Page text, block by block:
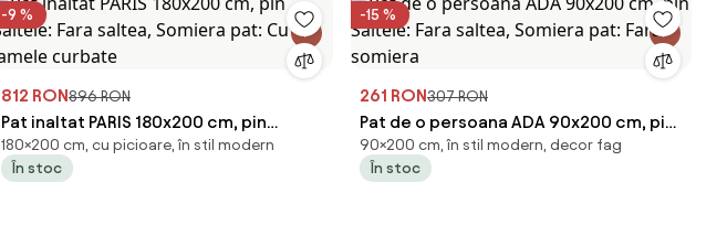
-9 %
812 RON896 RON
Pat inaltat PARIS 180x200 cm, pin
Saltele: Fara saltea, Somiera pat: Cu
lamele curbate
180×200 cm, cu picioare, în stil modern
În stoc
-15 %
261 RON307 RON
Pat de o persoana ADA 90x200 cm, pin
Saltele: Fara saltea, Somiera pat: Fara
somiera
90×200 cm, în stil modern, decor fag
În stoc